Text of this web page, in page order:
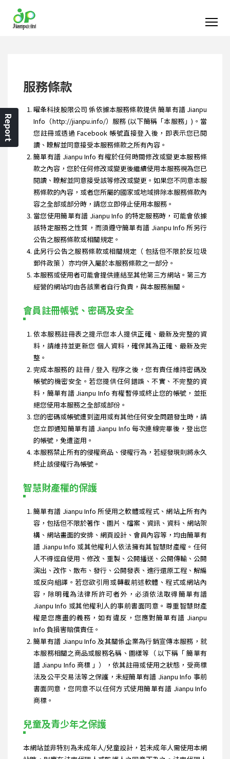
服務條款
曜夆科技股限公司 係依據本服務條款提供 簡單有譜 Jianpu
Info（http://jianpu.info/）服務 (以下簡稱「本服務」)。當
您註冊或透過 Facebook 帳號直接登入後，即表示您已閱
讀、瞭解並同意接受本服務條款之所有內容。
簡單有譜 Jianpu Info 有權於任何時間修改或變更本服務條
款之內容，您於任何修改或變更後繼續使用本服務視為您已
閱讀、瞭解並同意接受該等修改或變更。如果您不同意本服
務條款的內容，或者您所屬的國家或地域排除本服務條款內
容之全部或部分時，請您立即停止使用本服務。
當您使用簡單有譜 Jianpu Info 的特定服務時，可能會依據
該特定服務之性質，而須遵守簡單有譜 Jianpu Info 所另行
公告之服務條款或相關規定。
此另行公告之服務條款或相關規定（ 包括但不限於反垃圾
郵件政策 ）亦均併入屬於本服務條款之一部分。
本服務或使用者可能會提供連結至其他第三方網站。第三方
經營的網站均由各該業者自行負責，與本服務無關。
會員註冊帳號、密碼及安全
依本服務註冊表之提示您本人提供正確、最新及完整的資
料，請維持並更新您 個人資料，確保其為正確、最新及完
整。
完成本服務的 註冊 / 登入 程序之後，您有責任維持密碼及
帳號的機密安全。若您提供任何錯誤、不實、不完整的資
料，簡單有譜 Jianpu Info 有權暫停或終止您的帳號，並拒
絕您使用本服務之全部或部份。
您的密碼或帳號遭到盜用或有其他任何安全問題發生時，請
您立即通知簡單有譜 Jianpu Info 每次連線完畢後，登出您
的帳號，免遭盜用。
本服務禁止所有的侵權商品、侵權行為，若經發現則將永久
終止該侵權行為帳號。
智慧財產權的保護
簡單有譜 Jianpu Info 所使用之軟體或程式、網站上所有內
容，包括但不限於著作、圖片、檔案、資訊、資料、網站架
構、網站畫面的安排、網頁設計、會員內容等，均由簡單有
譜 Jianpu Info 或其他權利人依法擁有其智慧財產權。任何
人不得逕自使用、修改、重製、公開播送、公開傳輸、公開
演出、改作、散布、發行、公開發表、進行還原工程、解編
或反向組譯。若您欲引用或轉載前述軟體、程式或網站內
容，除明確為法律所許可者外，必須依法取得簡單有譜
Jianpu Info 或其他權利人的事前書面同意。尊重智慧財產
權是您應盡的義務，如有違反，您應對簡單有譜 Jianpu
Info 負損害賠償責任。
簡單有譜 Jianpu Info 及其關係企業為行銷宣傳本服務，就
本服務相關之商品或服務名稱、圖樣等（ 以下稱「 簡單有
譜 Jianpu Info 商標 」），依其註冊或使用之狀態，受商標
法及公平交易法等之保護，未經簡單有譜 Jianpu Info 事前
書面同意，您同意不以任何方式使用簡單有譜 Jianpu Info
商標。
兒童及青少年之保護
本網站並非特別為未成年人/兒童設計，若未成年人需使用本網
Report